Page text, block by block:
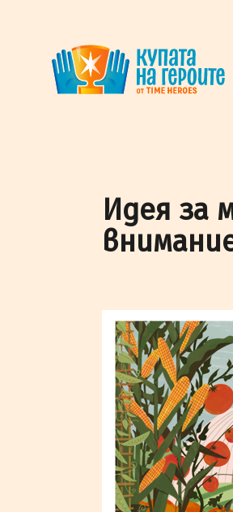
Идея за